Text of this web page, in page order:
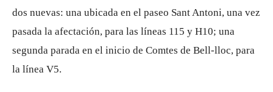
dos nuevas: una ubicada en el paseo Sant Antoni, una vez
pasada la afectación, para las líneas 115 y H10; una
segunda parada en el inicio de Comtes de Bell-lloc, para
la línea V5.